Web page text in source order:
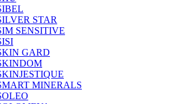
STAR
SENSITIVE
GARD
MINERALS